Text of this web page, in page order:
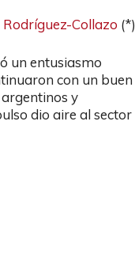
Rodríguez-Collazo (*)
un entusiasmo
con un buen
y
dio aire al sector